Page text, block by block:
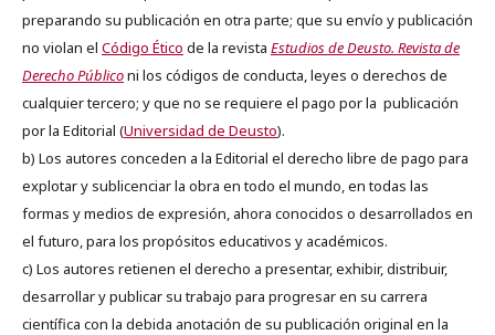
preparando su publicación en otra parte; que su envío y publicación
no violan el Código Ético de la revista Estudios de Deusto. Revista de
Derecho Públiconi los códigos de conducta, leyes o derechos de
cualquier tercero; y que no se requiere el pago por la publicación
por la Editorial (Universidad de Deusto).
b) Los autores conceden a la Editorial el derecho libre de pago para
explotar y sublicenciar la obra en todo el mundo, en todas las
formas y medios de expresión, ahora conocidos o desarrollados en
el futuro, para los propósitos educativos y académicos.
c) Los autores retienen el derecho a presentar, exhibir, distribuir,
desarrollar y publicar su trabajo para progresar en su carrera
científica con la debida anotación de su publicación original en la